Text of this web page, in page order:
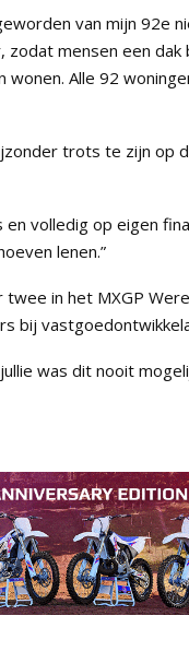
van mijn 92e
mensen een dak
wonen. Alle 92
trots te zijn op
volledig op eigen
lenen.”
in het MXGP
bij
was dit nooit